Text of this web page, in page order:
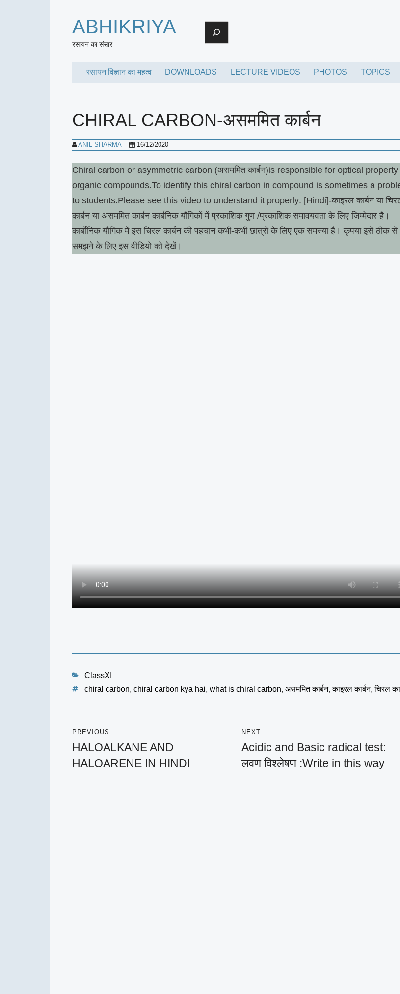
ABHIKRIYA
रसायन का संसार
Search
रसायन विज्ञान का महत्व DOWNLOADS LECTURE VIDEOS PHOTOS TOPICS
CHIRAL CARBON-असममित कार्बन
ANIL SHARMA 16/12/2020
Chiral carbon or asymmetric carbon (असममित कार्बन)is responsible for optical property
organic compounds.To identify this chiral carbon in compound is sometimes a
to students.Please see this video to understand it properly: [Hindi]-काइरल कार्बन या
कार्बन या असममित कार्बन कार्बनिक यौगिकों में प्रकाशिक गुण /प्रकाशिक समावयवता के लिए जिम्मेदार है।
कार्बोनिक यौगिक में इस चिरल कार्बन की पहचान कभी-कभी छात्रों के लिए एक समस्या है। कृपया इसे ठीक से
समझने के लिए इस वीडियो को देखें।
Categories
ClassXI
Tagschiral carbon, chiral carbon kya hai, what is chiral carbon, असममित कार्बन,काइरल कार्बन,चिरल
navigation
PREVIOUS
Previous
post:
HALOALKANE AND
HALOARENE IN HINDI
NEXT
Next
post:
Acidic and Basic radical test:
लवण विश्लेषण :Write in this way